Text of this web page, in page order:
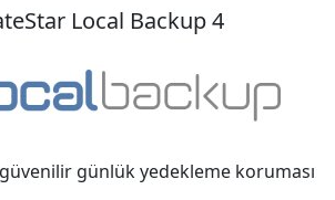
Local Backup 4
güvenilir günlük yedekleme koruması